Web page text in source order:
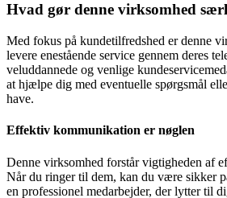
Hvad gør denne virksomhed
Med fokus på kundetilfredshed er denne
levere enestående service gennem deres
veluddannede og venlige
at hjælpe dig med eventuelle spørgsmål
have.
Effektiv kommunikation er nøglen
Denne virksomhed forstår vigtigheden af
Når du ringer til dem, kan du være sikker
en professionel medarbejder, der lytter til